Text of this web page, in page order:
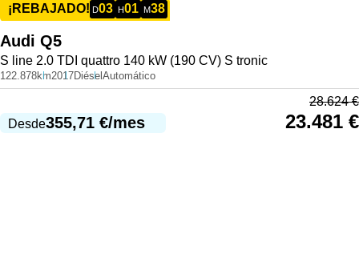
¡REBAJADO! D03 H01 M38
Audi Q5
S line 2.0 TDI quattro 140 kW (190 CV) S tronic
122.878km2017Diésel Automático
Desde355,71 €/mes
28.624€
23.481 €